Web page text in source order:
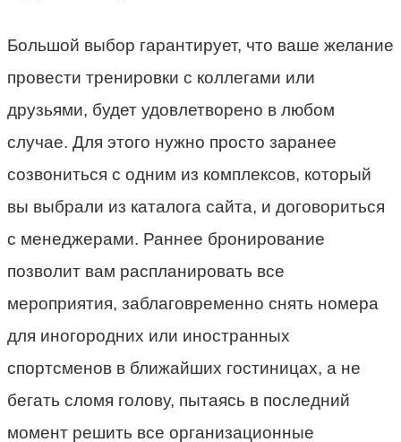
Большой выбор гарантирует, что ваше желание
провести тренировки с коллегами или
друзьями, будет удовлетворено в любом
случае. Для этого нужно просто заранее
созвониться с одним из комплексов, который
вы выбрали из каталога сайта, и договориться
с менеджерами. Раннее бронирование
позволит вам распланировать все
мероприятия, заблаговременно снять номера
для иногородних или иностранных
спортсменов в ближайших гостиницах, а не
бегать сломя голову, пытаясь в последний
момент решить все организационные